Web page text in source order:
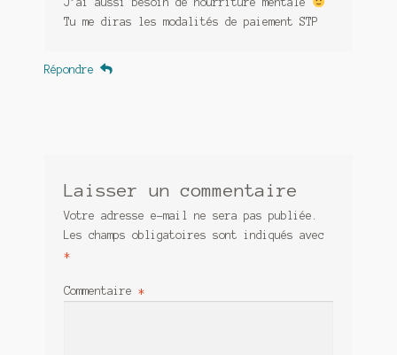
Tu me diras les modalités de paiement STP
Répondre
Laisser un commentaire
Votre adresse e-mail ne sera pas publiée.
Les champs obligatoires sont indiqués avec
*
Commentaire *